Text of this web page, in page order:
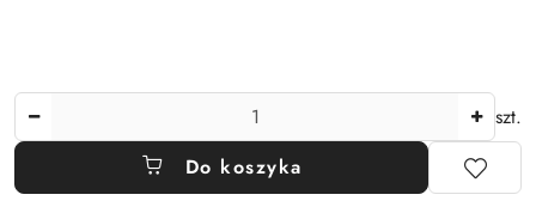
szt.
Do koszyka